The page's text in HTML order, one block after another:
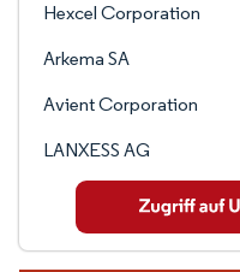
Hexcel Corporation
Arkema SA
Avient Corporation
LANXESS AG